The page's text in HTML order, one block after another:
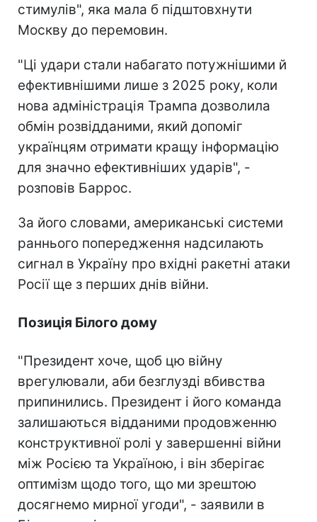
стимулів", яка мала б підштовхнути
Москву до перемовин.
"Ці удари стали набагато потужнішими й
ефективнішими лише з 2025 року, коли
нова адміністрація Трампа дозволила
обмін розвідданими, який допоміг
українцям отримати кращу інформацію
для значно ефективніших ударів", -
розповів Баррос.
За його словами, американські системи
раннього попередження надсилають
сигнал в Україну про вхідні ракетні атаки
Росії ще з перших днів війни.
Позиція Білого дому
"Президент хоче, щоб цю війну
врегулювали, аби безглузді вбивства
припинились. Президент і його команда
залишаються відданими продовженню
конструктивної ролі у завершенні війни
між Росією та Україною, і він зберігає
оптимізм щодо того, що ми зрештою
досягнемо мирної угоди", - заявили в